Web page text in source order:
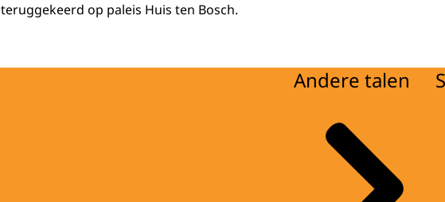
teruggekeerd op paleis Huis ten Bosch.
Andere talen